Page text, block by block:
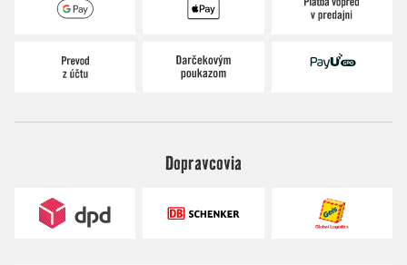
Dopravcovia